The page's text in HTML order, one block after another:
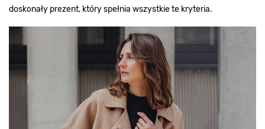
doskonały prezent, który spełnia wszystkie te kryteria.